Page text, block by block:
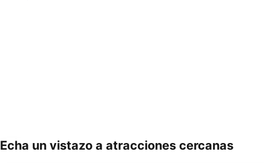
Echa un vistazo a atracciones cercanas